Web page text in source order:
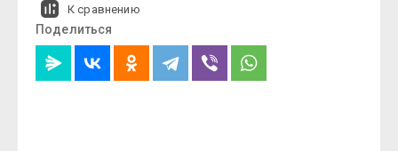
К сравнению
Поделиться